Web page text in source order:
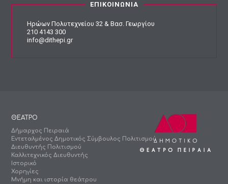
ΕΠΙΚΟΙΝΩΝΙΑ
Ηρώων Πολυτεχνείου 32 & Βασ. Γεωργίου
210 4143 300
info@dithepi.gr
ΘΕΑΤΡΟ
Δήμαρχος Πειραιά
Εντεταλμένος Δημοτικός Σύμβουλος Πολιτισμού
Διευθυντής Πολιτισμού
Καλλιτεχνικός Διευθυντής
Ιστορικό
Χορηγίες
Μνήμη και ιστορία θεάτρου